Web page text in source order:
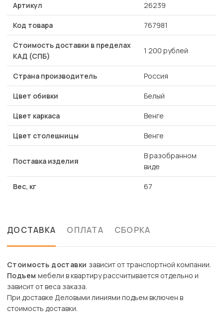
Артикул 26239
Код товара 767981
Стоимость доставки в пределах
КАД (СПБ)
1 200 рублей
Страна производитель Россия
Цвет обивки Белый
Цвет каркаса Венге
Цвет столешницы Венге
Поставка изделия
В разобранном
виде
Вес, кг 67
ДОСТАВКА ОПЛАТА СБОРКА
Стоимость доставки зависит от транспортной компании.
Подъем мебели в квартиру рассчитывается отдельно и
зависит от веса заказа.
При доставке Деловыми линиями подъем включен в
стоимость доставки.